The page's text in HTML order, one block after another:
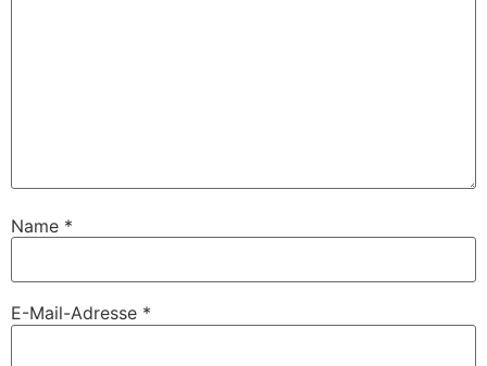
Name *
E-Mail-Adresse *